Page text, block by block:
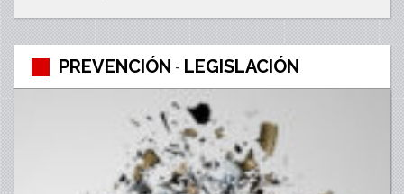
PREVENCIÓN - LEGISLACIÓN